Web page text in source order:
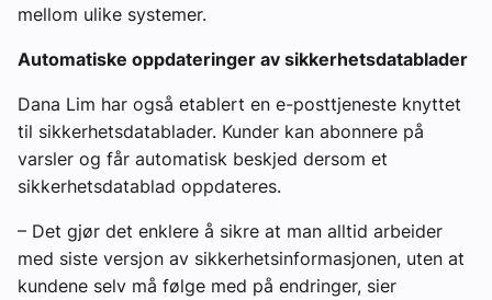
mellom ulike systemer.
Automatiske oppdateringer av sikkerhetsdatablader
Dana Lim har også etablert en e-posttjeneste knyttet
til sikkerhetsdatablader. Kunder kan abonnere på
varsler og får automatisk beskjed dersom et
sikkerhetsdatablad oppdateres.
– Det gjør det enklere å sikre at man alltid arbeider
med siste versjon av sikkerhetsinformasjonen, uten at
kundene selv må følge med på endringer, sier